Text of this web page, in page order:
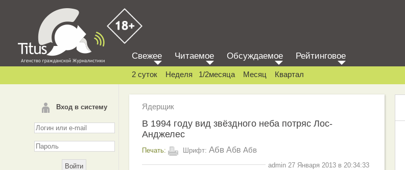
Вход в систему
Свежее Читаемое Обсуждаемое Рейтинговое
2 суток Неделя 1/2месяца Месяц Квартал
Ядерщик
В 1994 году вид звёздного неба потряс Лос-
Анджелес
Печать: Шрифт: Абв Абв Абв
admin 27 Января 2013 в 20:34:33